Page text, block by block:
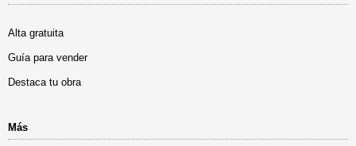
Alta gratuita
Guía para vender
Destaca tu obra
Más